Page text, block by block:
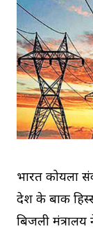
भारत कोयला
देश के बाकी
बिजली